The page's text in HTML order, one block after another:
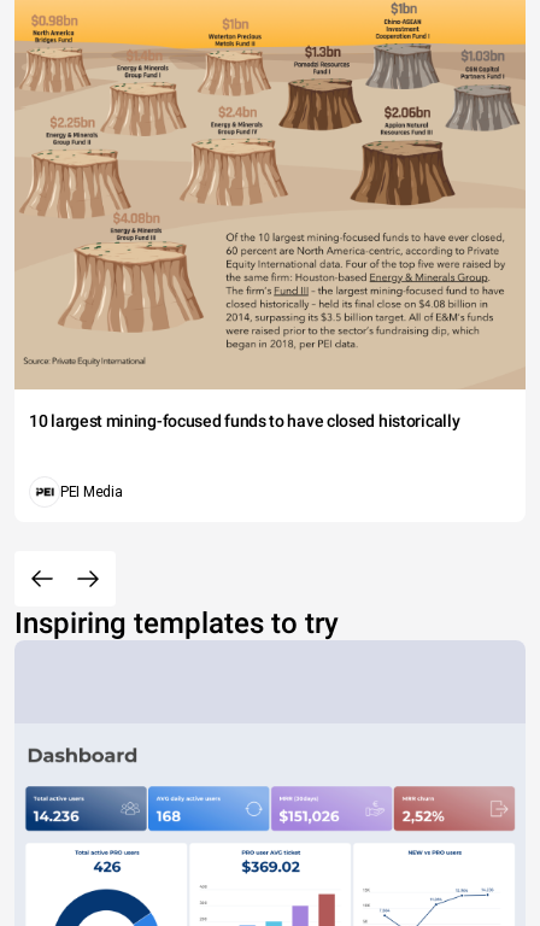
10 largest mining-focused funds to have closed historically
PEI Media
Inspiring templates to try